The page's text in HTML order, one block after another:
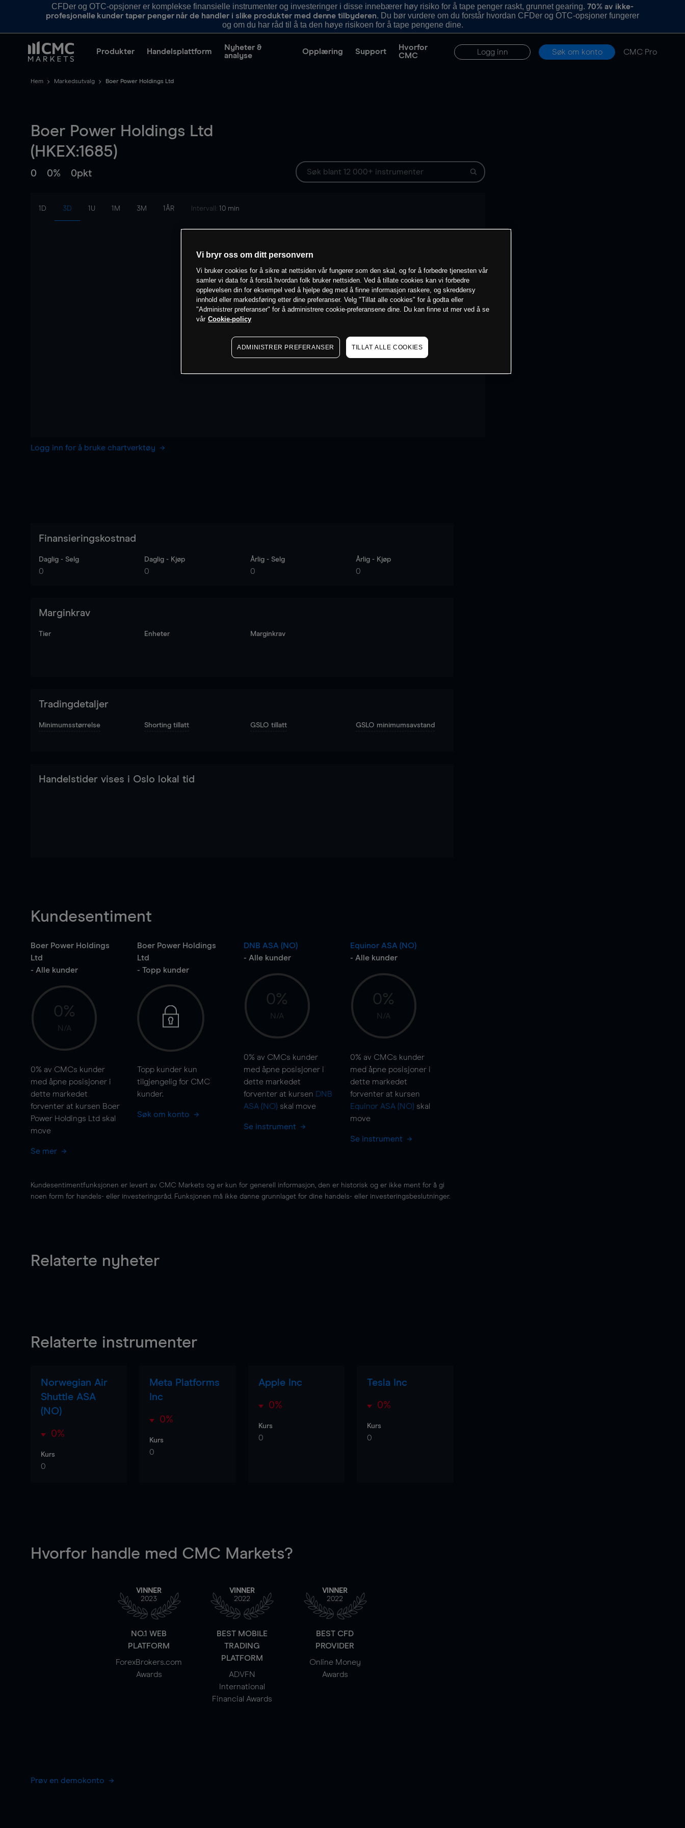
CFDer og OTC-opsjoner er komplekse finansielle instrumenter og investeringer i disse innebærer høy risiko for å tape penger raskt, grunnet gearing.70% av ikke-
profesjonelle kunder taper penger når de handler i slike produkter med denne tilbyderen. Du bør vurdere om du forstår hvordan CFDer og OTC-opsjoner fungerer
og om du har råd til å ta den høye risikoen for å tape pengene dine.
Produkter Handelsplattform
Nyheter &
analyse
Opplæring Support
Hvorfor
CMC
Logg inn Søk om konto CMC Pro
Hem Markedsutvalg Boer Power Holdings Ltd
Boer Power Holdings Ltd
(HKEX:1685)
0 0% 0pkt
1D 3D 1U 1M 3M 1ÅR Intervall: 10 min
Logg inn for å bruke chartverktøy
Finansieringskostnad
Daglig - Selg
0
Daglig - Kjøp
0
Årlig - Selg
0
Årlig - Kjøp
0
Marginkrav
Tier Enheter Marginkrav
Tradingdetaljer
Minimumsstørrelse Shorting tillatt GSLO tillatt GSLO minimumsavstand
Handelstider vises i Oslo lokal tid
Kundesentiment
Boer Power Holdings
Ltd
- Alle kunder
0%
N/A
0% av CMCs kunder
med åpne posisjoner i
dette markedet
forventer at kursen Boer
Power Holdings Ltd skal
move
Se mer
Boer Power Holdings
Ltd
- Topp kunder
Topp kunder kun
tilgjengelig for CMC
kunder.
Søk om konto
DNB ASA (NO)
- Alle kunder
0%
N/A
0% av CMCs kunder
med åpne posisjoner i
dette markedet
forventer at kursen DNB
ASA (NO) skal move
Se instrument
Equinor ASA (NO)
- Alle kunder
0%
N/A
0% av CMCs kunder
med åpne posisjoner i
dette markedet
forventer at kursen
Equinor ASA (NO) skal
move
Se instrument
Kundesentimentfunksjonen er levert av CMC Markets og er kun for generell informasjon, den er historisk og er ikke ment for å gi
noen form for handels- eller investeringsråd. Funksjonen må ikke danne grunnlaget for dine handels- eller investeringsbeslutninger.
Relaterte nyheter
Relaterte instrumenter
Norwegian Air
Shuttle ASA
(NO)
0%
Kurs
0
Meta Platforms
Inc
0%
Kurs
0
Apple Inc
0%
Kurs
0
Tesla Inc
0%
Kurs
0
Hvorfor handle med CMC Markets?
VINNER
2023
NO.1 WEB
PLATFORM
ForexBrokers.com
Awards
VINNER
2022
BEST MOBILE
TRADING
PLATFORM
ADVFN
International
Financial Awards
VINNER
2022
BEST CFD
PROVIDER
Online Money
Awards
Prøv en demokonto
Vi bryr oss om ditt personvern
Vi bruker cookies for å sikre at nettsiden vår fungerer som den skal, og for å forbedre tjenesten vår
samler vi data for å forstå hvordan folk bruker nettsiden. Ved å tillate cookies kan vi forbedre
opplevelsen din for eksempel ved å hjelpe deg med å finne informasjon raskere, og skreddersy
innhold eller markedsføring etter dine preferanser. Velg "Tillat alle cookies" for å godta eller
"Administrer preferanser" for å administrere cookie-preferansene dine. Du kan finne ut mer ved å se
vår Cookie-policy
ADMINISTRER PREFERANSER TILLAT ALLE COOKIES